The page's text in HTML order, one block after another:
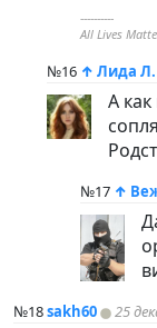
----------
All Lives
№16 ↑ Лида Л.
А
№17 ↑
№18sakh60 25